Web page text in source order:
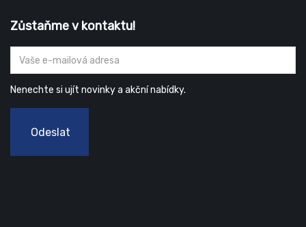
Zůstaňme v kontaktu!
Nenechte si ujít novinky a akční nabídky.
Odeslat